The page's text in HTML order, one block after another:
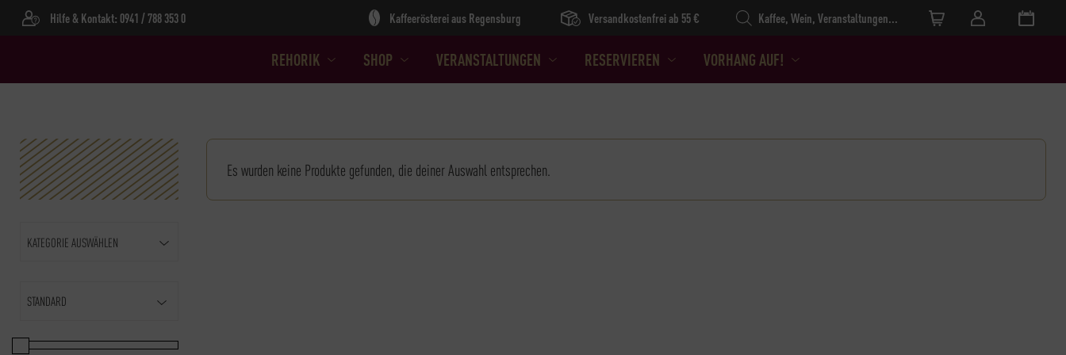
REHORIK SHOP VERANSTALTUNGEN RESERVIEREN VORHANG AUF!
Hilfe & Kontakt: 0941 / 788 353 0 Kaffeerösterei aus Regensburg Versandkostenfrei ab 55 €
Products search
Es wurden keine Produkte gefunden, die deiner Auswahl entsprechen.
KATEGORIE AUSWÄHLEN